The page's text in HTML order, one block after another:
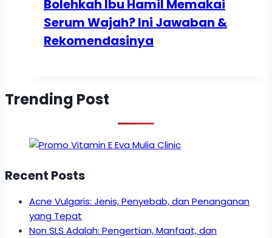
Bolehkah Ibu Hamil Memakai
Serum Wajah? Ini Jawaban &
Rekomendasinya
Trending Post
Recent Posts
Acne Vulgaris: Jenis, Penyebab, dan Penanganan
yang Tepat
Non SLS Adalah: Pengertian, Manfaat, dan